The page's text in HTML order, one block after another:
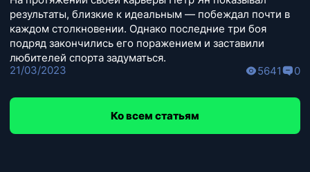
результаты, близкие к идеальным — побеждал почти в
каждом столкновении. Однако последние три боя
подряд закончились его поражением и заставили
любителей спорта задуматься.
21/03/2023
5641 0
Ко всем статьям